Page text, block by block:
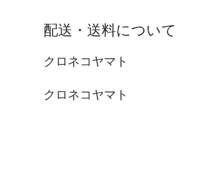
配送・送料について
クロネコヤマト
クロネコヤマト